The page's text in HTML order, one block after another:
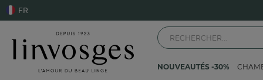
FR
NOUVEAUTÉS -30%